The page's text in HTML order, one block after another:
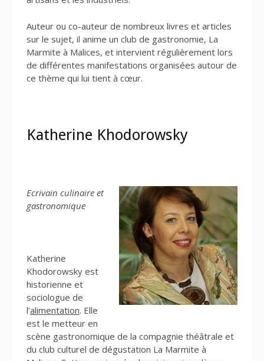
Auteur ou co-auteur de nombreux livres et articles
sur le sujet, il anime un club de gastronomie, La
Marmite à Malices, et intervient régulièrement lors
de différentes manifestations organisées autour de
ce thème qui lui tient à cœur.
Katherine Khodorowsky
Ecrivain culinaire et
gastronomique
Katherine
Khodorowsky est
historienne et
sociologue de
l’alimentation. Elle
est le metteur en
scène gastronomique de la compagnie théâtrale et
du club culturel de dégustation La Marmite à